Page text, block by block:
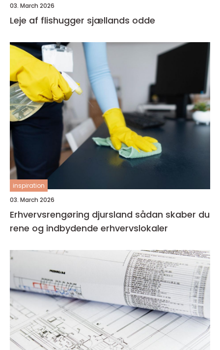
03. March 2026
Leje af flishugger sjællands odde
inspiration
03. March 2026
Erhvervsrengøring djursland sådan skaber du
rene og indbydende erhvervslokaler